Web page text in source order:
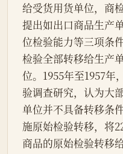
给受货用货单位，商
提出如出口商品生产
位检验能力等三项条
检验全部转移给生产
位。1955年至1957年
验调查研究，认为大
单位并不具备转移条
施原始检验转移，将
商品的原始检验转移